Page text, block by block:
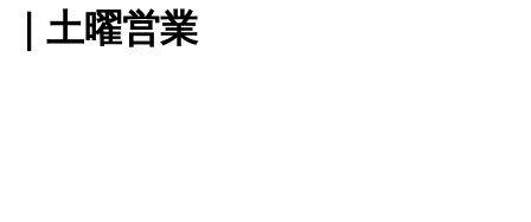
｜土曜営業